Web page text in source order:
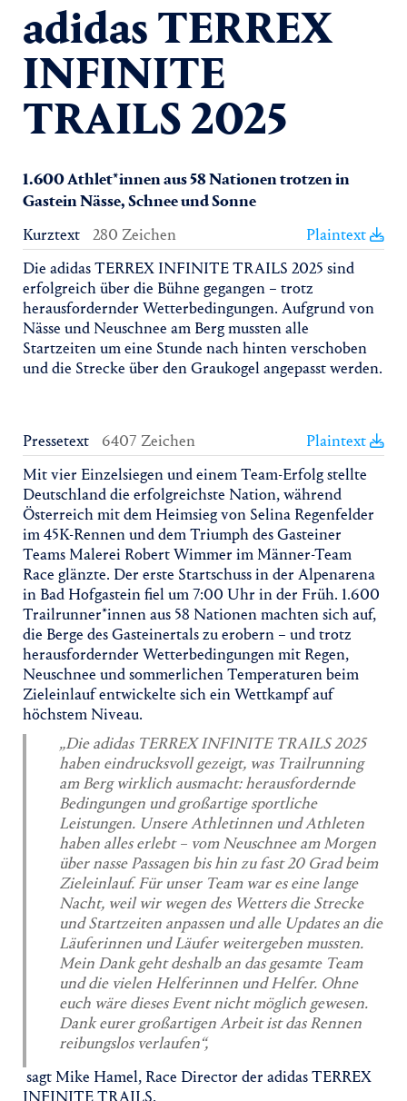
adidas TERREX
INFINITE
TRAILS 2025
1.600 Athlet*innen aus 58 Nationen trotzen in
Gastein Nässe, Schnee und Sonne
Kurztext
280 Zeichen
Plaintext
Die adidas TERREX INFINITE TRAILS 2025 sind
erfolgreich über die Bühne gegangen – trotz
herausfordernder Wetterbedingungen. Aufgrund von
Nässe und Neuschnee am Berg mussten alle
Startzeiten um eine Stunde nach hinten verschoben
und die Strecke über den Graukogel angepasst werden.
Pressetext 6407 Zeichen
Plaintext
Mit vier Einzelsiegen und einem Team-Erfolg stellte
Deutschland die erfolgreichste Nation, während
Österreich mit dem Heimsieg von Selina Regenfelder
im 45K-Rennen und dem Triumph des Gasteiner
Teams Malerei Robert Wimmer im Männer-Team
Race glänzte. Der erste Startschuss in der Alpenarena
in Bad Hofgastein fiel um 7:00 Uhr in der Früh. 1.600
Trailrunner*innen aus 58 Nationen machten sich auf,
die Berge des Gasteinertals zu erobern – und trotz
herausfordernder Wetterbedingungen mit Regen,
Neuschnee und sommerlichen Temperaturen beim
Zieleinlauf entwickelte sich ein Wettkampf auf
höchstem Niveau.
„Die adidas TERREX INFINITE TRAILS 2025
haben eindrucksvoll gezeigt, was Trailrunning
am Berg wirklich ausmacht: herausfordernde
Bedingungen und großartige sportliche
Leistungen. Unsere Athletinnen und Athleten
haben alles erlebt – vom Neuschnee am Morgen
über nasse Passagen bis hin zu fast 20 Grad beim
Zieleinlauf. Für unser Team war es eine lange
Nacht, weil wir wegen des Wetters die Strecke
und Startzeiten anpassen und alle Updates an die
Läuferinnen und Läufer weitergeben mussten.
Mein Dank geht deshalb an das gesamte Team
und die vielen Helferinnen und Helfer. Ohne
euch wäre dieses Event nicht möglich gewesen.
Dank eurer großartigen Arbeit ist das Rennen
reibungslos verlaufen“,
sagt Mike Hamel, Race Director der adidas TERREX
INFINITE TRAILS.